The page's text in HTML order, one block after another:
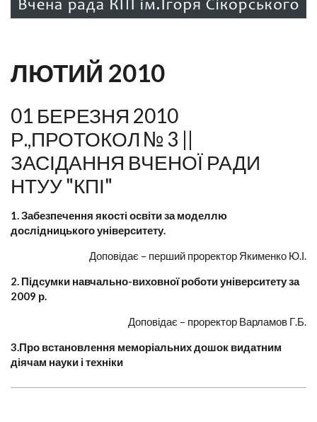
ЛЮТИЙ 2010
01 БЕРЕЗНЯ 2010
Р.,ПРОТОКОЛ № 3 ||
ЗАСІДАННЯ ВЧЕНОЇ РАДИ
НТУУ "КПІ"
1. Забезпечення якості освіти за моделлю
дослідницького університету.
Доповідає – перший проректор Якименко Ю.І.
2. Підсумки навчально-виховної роботи університету за
2009 р.
Доповідає – проректор Варламов Г.Б.
3.Про встановлення меморіальних дошок видатним
діячам науки і техніки